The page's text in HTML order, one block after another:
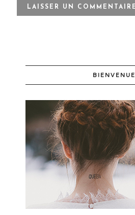
BIENVENUE